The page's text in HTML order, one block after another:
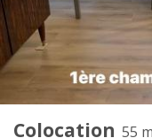
Colocation 55